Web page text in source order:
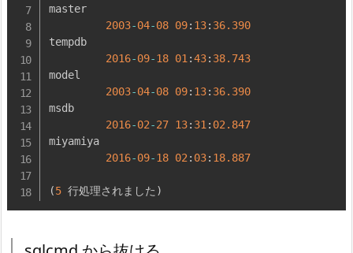
master
2003-04-08 09: 13: 36.390
tempdb
2016-09-18 01 :43: 38.743
model
2003-04-08 09: 13: 36.390
msdb
2016-02-27 13: 31 : 02.847
miyamiya
2016-09-18 02 : 03: 18.887
(5 行処理されました )